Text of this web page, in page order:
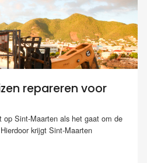
repareren voor
op Sint-Maarten als het gaat om de
krijgt Sint-Maarten